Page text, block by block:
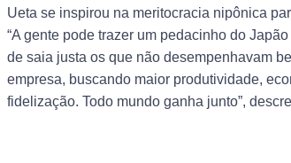
Ueta se inspirou na meritocracia nipônica
“A gente pode trazer um pedacinho do
de saia justa os que não desempenhavam
empresa, buscando maior produtividade,
fidelização. Todo mundo ganha junto”,